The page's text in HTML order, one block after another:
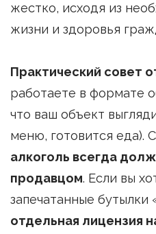
жестко, исходя из
жизни и здоровья
Практический совет
работаете в формате
что ваш объект
меню, готовится еда).
алкоголь всегда
продавцом. Если вы
запечатанные
отдельная лицензия